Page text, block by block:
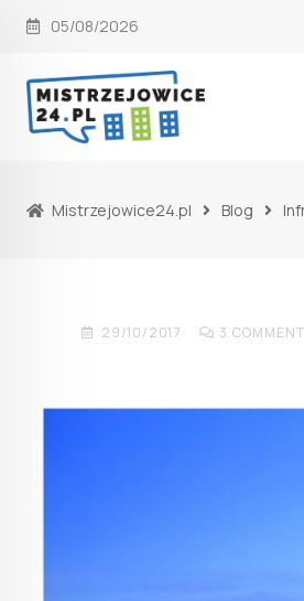
Skip
content
05/08/2026
Mistrzejowice24.pl Blog
29/10/2017 3